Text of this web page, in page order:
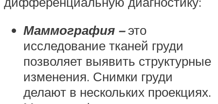
Маммография –это
исследование тканей груди
позволяет выявить структурные
изменения. Снимки груди
делают в нескольких проекциях.